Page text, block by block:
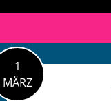
1
MÄRZ